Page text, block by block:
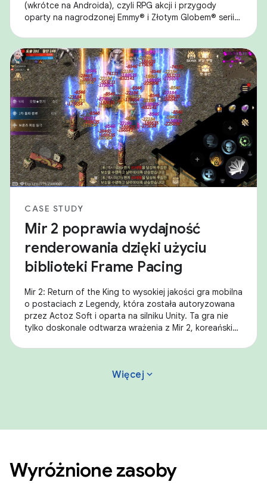
(wkrótce na Androida), czyli RPG akcji i przygody
oparty na nagrodzonej Emmy® i Złotym Globem® serii
urządzeniach
CASE STUDY
Mir 2 poprawia wydajność
renderowania dzięki użyciu
biblioteki Frame Pacing
Mir 2: Return of the King to wysokiej jakości gra mobilna
o postaciach z Legendy, która została autoryzowana
przez Actoz Soft i oparta na silniku Unity. Ta gra nie
tylko doskonale odtwarza wrażenia z Mir 2, koreańskiej
Więcej expand_more
Wyróżnione zasoby